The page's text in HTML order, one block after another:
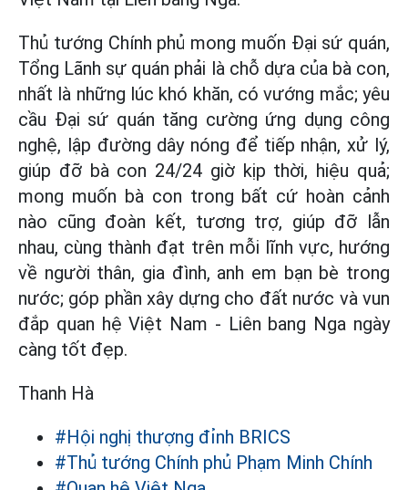
Thủ tướng Chính phủ mong muốn Đại sứ quán,
Tổng Lãnh sự quán phải là chỗ dựa của bà con,
nhất là những lúc khó khăn, có vướng mắc; yêu
cầu Đại sứ quán tăng cường ứng dụng công
nghệ, lập đường dây nóng để tiếp nhận, xử lý,
giúp đỡ bà con 24/24 giờ kịp thời, hiệu quả;
mong muốn bà con trong bất cứ hoàn cảnh
nào cũng đoàn kết, tương trợ, giúp đỡ lẫn
nhau, cùng thành đạt trên mỗi lĩnh vực, hướng
về người thân, gia đình, anh em bạn bè trong
nước; góp phần xây dựng cho đất nước và vun
đắp quan hệ Việt Nam - Liên bang Nga ngày
càng tốt đẹp.
Thanh Hà
#Hội nghị thượng đỉnh BRICS
#Thủ tướng Chính phủ Phạm Minh Chính